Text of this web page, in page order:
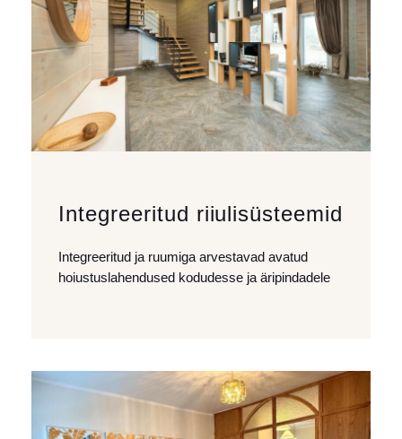
Integreeritud riiulisüsteemid
Integreeritud ja ruumiga arvestavad avatud
hoiustuslahendused kodudesse ja äripindadele